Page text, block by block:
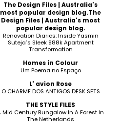
The Design Files | Australia's
most popular design blog.The
Design Files | Australia's most
popular design blog.
Renovation Diaries: Inside Yasmin
Suteja’s Sleek $88k Apartment
Transformation
Homes in Colour
Um Poema no Espaço
L' avion Rose
O CHARME DOS ANTIGOS DESK SETS
THE STYLE FILES
Mid Century Bungalow In A Forest In
The Netherlands